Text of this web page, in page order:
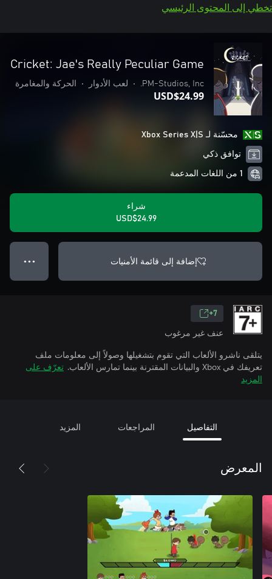
تخطي إلى المحتوى الرئيسي
Cricket: Jae's Really Peculiar Game
PM-Studios, Inc.
• لعب الأدوار • الحركة والمغامرة
USD$24.99
محسّنة لـ Xbox Series X|S
توافق ذكي
1 من اللغات المدعمة
شراء
USD$24.99
إضافة إلى قائمة الأمنيات ● ● ●
7+
عنف غير مرغوب
يتلقى ناشرو الألعاب التي تقوم بتشغيلها وصولاً إلى معلومات ملف
تعريفك في Xbox والبيانات المقترنة بينما تمارس الألعاب.
تعرّف على
المزيد
التفاصيل المراجعات المزيد
المعرض